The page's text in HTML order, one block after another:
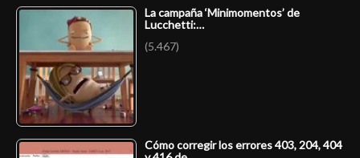
La campaña ‘Minimomentos’ de
Lucchetti:…
(5.467)
Cómo corregir los errores 403, 204, 404